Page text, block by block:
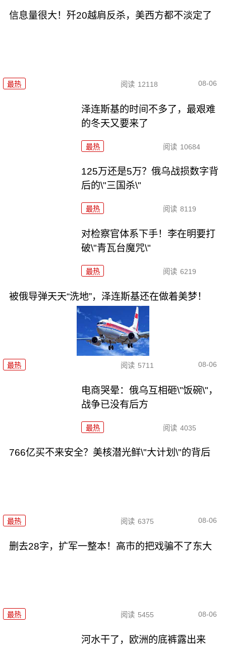
信息量很大！歼20越肩反杀，美西方都不淡定了
最热 阅读 12118 08-06
泽连斯基的时间不多了，最艰难
的冬天又要来了
最热 阅读 10684
125万还是5万？俄乌战损数字背
后的\"三国杀\"
最热 阅读 8119
对检察官体系下手！李在明要打
破\"青瓦台魔咒\"
最热 阅读 6219
被俄导弹天天“洗地”，泽连斯基还在做着美梦！
最热 阅读 5711 08-06
电商哭晕：俄乌互相砸\"饭碗\"，
战争已没有后方
最热 阅读 4035
766亿买不来安全？美核潜光鲜\"大计划\"的背后
最热 阅读 6375 08-06
删去28字，扩军一整本！高市的把戏骗不了东大
最热 阅读 5455 08-06
河水干了，欧洲的底裤露出来